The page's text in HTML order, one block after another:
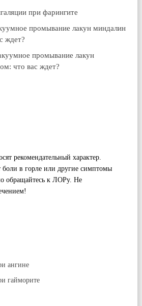
при фарингите
промывание лакун миндалин
ждет?
промывание лакун
что вас ждет?
рекомендательный характер.
боли в горле или другие симптомы
обращайтесь к ЛОРу. Не
ангине
гайморите